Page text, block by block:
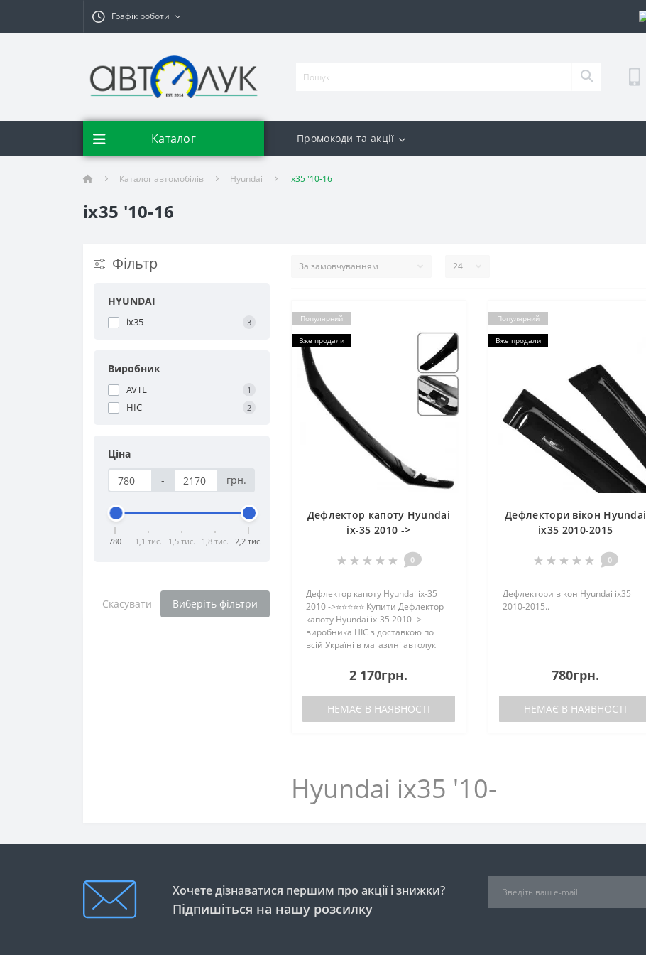
Графік роботи
Каталог Промокоди та акції
Каталог автомобілів Hyundai ix35 '10-16
ix35 '10-16
Фільтр
HYUNDAI
ix35 3
Виробник
AVTL 1
HIC 2
Ціна
-
грн.
780 1,1 тис. 1,5 тис. 1,8 тис. 2,2 тис.
Скасувати Виберіть фільтри
Популярний
Вже продали
Дефлектор капоту Hyundai
ix-35 2010 ->
0
Дефлектор капоту Hyundai ix-35
2010 ->⭐⭐⭐⭐⭐ Купити Дефлектор
капоту Hyundai ix-35 2010 ->
виробника HIC з доставкою по
всій Україні в магазині автолук
☎ 093-610-72-41 Код товару
21934100 ✅ В наявності ➞..
2 170грн.
НЕМАЄ В НАЯВНОСТІ
Популярний
Вже продали
Дефлектори вікон Hyundai
ix35 2010-2015
0
Дефлектори вікон Hyundai ix35
2010-2015..
780грн.
НЕМАЄ В НАЯВНОСТІ
Hyundai ix35 '10-
Хочете дізнаватися першим про акції і знижки?
Підпишіться на нашу розсилку